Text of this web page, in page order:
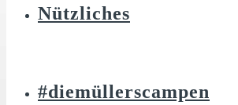
Nützliches
#diemüllerscampen